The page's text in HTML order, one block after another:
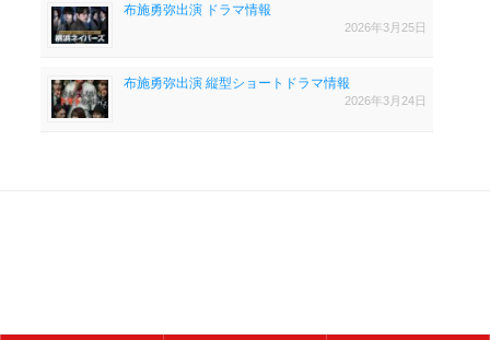
布施勇弥出演 ドラマ情報
2026年3月25日
布施勇弥出演 縦型ショートドラマ情報
2026年3月24日